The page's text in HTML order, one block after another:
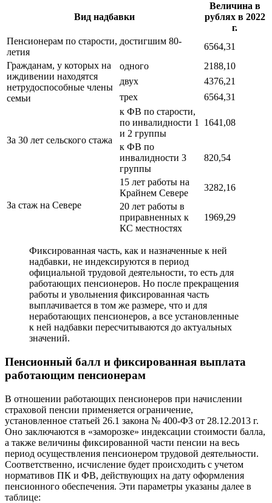
Вид надбавки
Величина в
рублях в 2022
г.
Пенсионерам по старости, достигшим 80-
летия
6564,31
Гражданам, у которых на
иждивении находятся
нетрудоспособные члены
семьи
одного
2188,10
двух
4376,21
трех
6564,31
За 30 лет сельского стажа
к ФВ по старости,
по инвалидности 1
и 2 группы
1641,08
к ФВ по
инвалидности 3
группы
820,54
За стаж на Севере
15 лет работы на
Крайнем Севере
3282,16
20 лет работы в
приравненных к
КС местностях
1969,29
Фиксированная часть, как и назначенные к ней
надбавки, не индексируются в период
официальной трудовой деятельности, то есть для
работающих пенсионеров. Но после прекращения
работы и увольнения фиксированная часть
выплачивается в том же размере, что и для
неработающих пенсионеров, а все установленные
к ней надбавки пересчитываются до актуальных
значений.
Пенсионный балл и фиксированная выплата
работающим пенсионерам
В отношении работающих пенсионеров при начислении
страховой пенсии применяется ограничение,
установленное статьей 26.1 закона № 400-ФЗ от 28.12.2013 г.
Оно заключаются в «заморозке» индексации стоимости балла,
а также величины фиксированной части пенсии на весь
период осуществления пенсионером трудовой деятельности.
Соответственно, исчисление будет происходить с учетом
нормативов ПК и ФВ, действующих на дату оформления
пенсионного обеспечения. Эти параметры указаны далее в
таблице: